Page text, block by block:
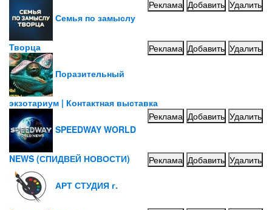
Реклама Добавить Удалить
Семья по замыслу
Творца Реклама Добавить Удалить
Поразительный
экзотариум | Контактная выставка
Реклама Добавить Удалить
SPEEDWAY WORLD
NEWS (СПИДВЕЙ НОВОСТИ) Реклама Добавить Удалить
АРТ СТУДИЯ г.